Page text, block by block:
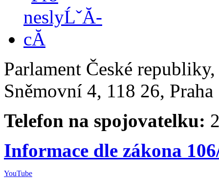
Parlament České
Sněmovní 4, 118 26,
Telefon na spojovatelku:
Informace dle zákona
YouTube